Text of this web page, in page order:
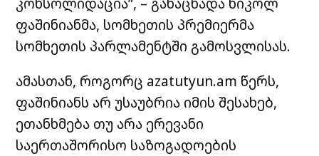
ფაშინიანმა, სომხეთის პრემიერმა
სომხეთის პარლამენტში გამოსვლისას.
ამასთან, როგორც azatutyun.am წერს,
ფაშინიანს არ უსაუბრია იმის შესახებ,
ეთანხმება თუ არა ერევანი
საერთაშორისო საზოგადოების